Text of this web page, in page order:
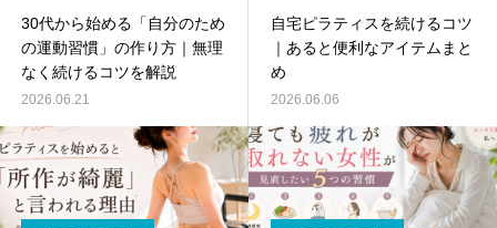
30代から始める「自分のため
の運動習慣」の作り方｜無理
なく続けるコツを解説
2026.06.21
自宅ピラティスを続けるコツ
｜あると便利なアイテムまと
め
2026.06.06